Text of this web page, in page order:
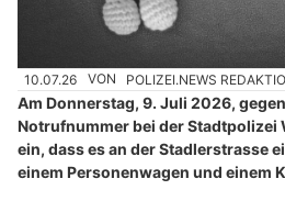
10.07.26 VON POLIZEI.NEWS
Am Donnerstag, 9. Juli 2026,
Notrufnummer bei der Stadtpolizei
ein, dass es an der Stadlerstrasse
einem Personenwagen und einem